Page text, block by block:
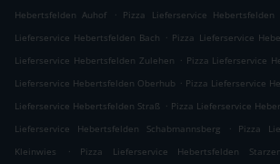
Hebertsfelden Auhof
. Pizza Lieferservice Hebertsfelden
Lieferservice Hebertsfelden Bach . Pizza Lieferservice
Lieferservice Hebertsfelden Zulehen . Pizza Lieferservice
Lieferservice Hebertsfelden Oberhub . Pizza Lieferservice
Lieferservice Hebertsfelden Straß . Pizza Lieferservice
Lieferservice Hebertsfelden Schabmannsberg
.
Pizza
Kleinwies
. Pizza Lieferservice Hebertsfelden Starzen